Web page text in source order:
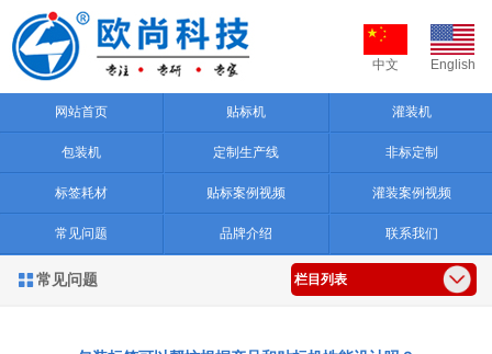
中文 English
网站首页 贴标机 灌装机
包装机 定制生产线 非标定制
标签耗材 贴标案例视频 灌装案例视频
常见问题 品牌介绍 联系我们
 常见问题 栏目列表